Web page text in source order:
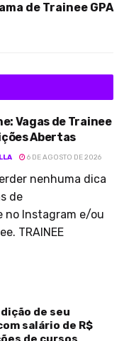
de Trainee GPA
Vagas de Trainee
Abertas
6 DE AGOSTO DE 2026
nenhuma dica
de
no Instagram e/ou
TRAINEE
de seu
salário de R$